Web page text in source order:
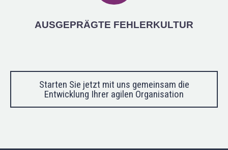
AUSGEPRÄGTE FEHLERKULTUR
Starten Sie jetzt mit uns gemeinsam die
Entwicklung Ihrer agilen Organisation